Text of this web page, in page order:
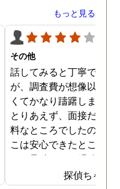
もっと見る
その他
話してみると丁寧でした
が、調査費が想像以上に
くてかなり躊躇しました
とりあえず、面接だけは
料なところでしたので、
こは安心できたところで
た。見積もりは明確でし
のでそこは信頼できまし
探偵ちゃん